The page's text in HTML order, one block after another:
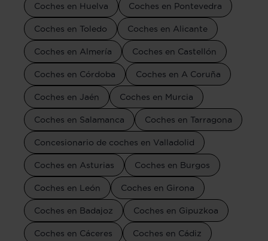
Coches en Huelva Coches en Pontevedra
Coches en Toledo Coches en Alicante
Coches en Almería Coches en Castellón
Coches en Córdoba Coches en A Coruña
Coches en Jaén Coches en Murcia
Coches en Salamanca Coches en Tarragona
Concesionario de coches en Valladolid
Coches en Asturias Coches en Burgos
Coches en León Coches en Girona
Coches en Badajoz Coches en Gipuzkoa
Coches en Cáceres Coches en Cádiz